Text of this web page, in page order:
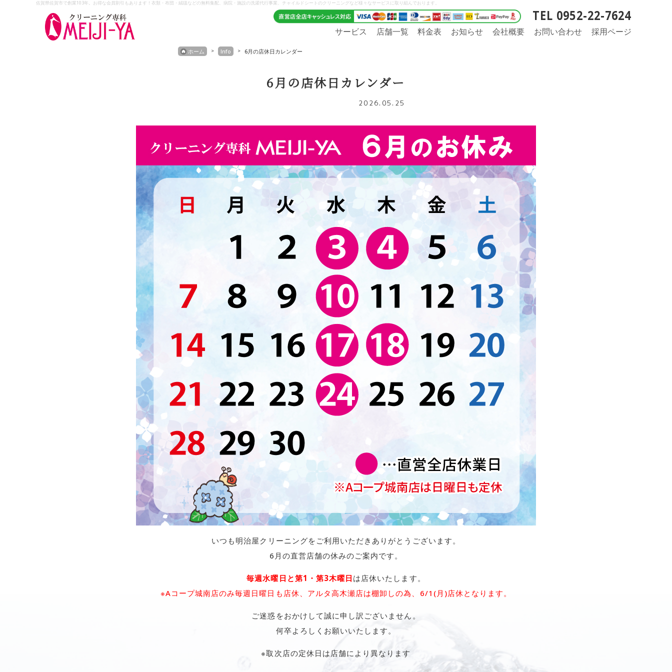
佐賀県佐賀市で創業103年。お得な会員割引もあります！衣類・布団・絨毯などの無料集配、病院・施設の洗濯代行事業、チャイルドシートのクリーニングなど様々なサービスに取り組んでおります。
TEL 0952-22-7624
サービス 店舗一覧 料金表 お知らせ 会社概要 お問い合わせ 採用ページ
ホーム Info 6月の店休日カレンダー
6月の店休日カレンダー
2026.05.25
いつも明治屋クリーニングをご利用いただきありがとうございます。
6月の直営店舗の休みのご案内です。
毎週水曜日と第1・第3木曜日 は店休いたします。
※Aコープ城南店のみ毎週日曜日も店休、アルタ高木瀬店は棚卸しの為、6/1(月)店休となります。
ご迷惑をおかけして誠に申し訳ございません。
何卒よろしくお願いいたします。
※取次店の定休日は店舗により異なります